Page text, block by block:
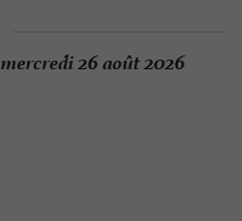
mercredi 26 août 2026